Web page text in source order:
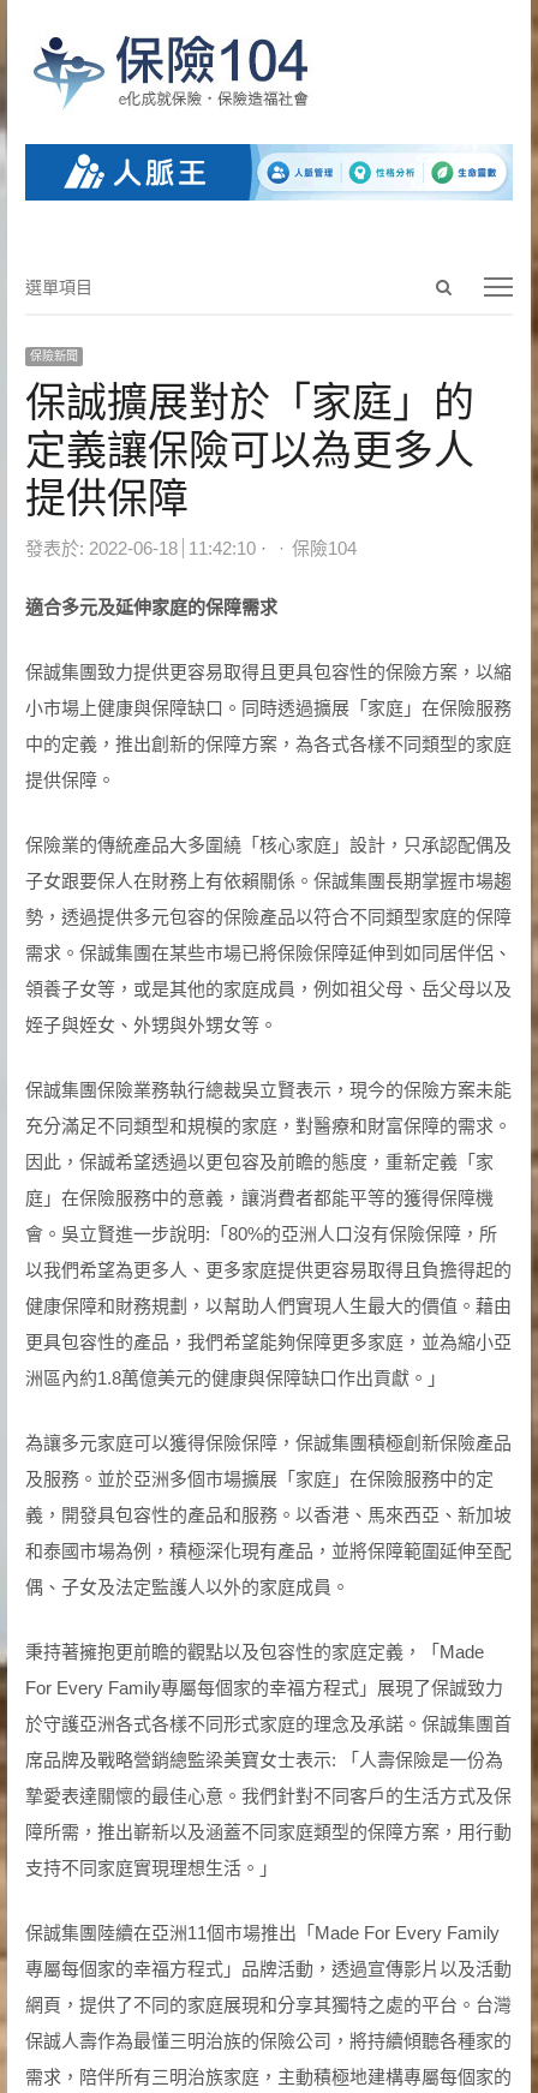
Open
search
選
項
目
選單項目
保險新聞
保誠擴展對於「家庭」的
定義讓保險可以為更多人
提供保障
發表於: 2022-06-18 11:42:10 Author
保險104
適合多元及延伸家庭的保障需求
保誠集團致力提供更容易取得且更具包容性的保險方案，以縮
小市場上健康與保障缺口。同時透過擴展「家庭」在保險服務
中的定義，推出創新的保障方案，為各式各樣不同類型的家庭
提供保障。
保險業的傳統產品大多圍繞「核心家庭」設計，只承認配偶及
子女跟要保人在財務上有依賴關係。保誠集團長期掌握市場趨
勢，透過提供多元包容的保險產品以符合不同類型家庭的保障
需求。保誠集團在某些市場已將保險保障延伸到如同居伴侶、
領養子女等，或是其他的家庭成員，例如祖父母、岳父母以及
姪子與姪女、外甥與外甥女等。
保誠集團保險業務執行總裁吳立賢表示，現今的保險方案未能
充分滿足不同類型和規模的家庭，對醫療和財富保障的需求。
因此，保誠希望透過以更包容及前瞻的態度，重新定義「家
庭」在保險服務中的意義，讓消費者都能平等的獲得保障機
會。吳立賢進一步說明:「80%的亞洲人口沒有保險保障，所
以我們希望為更多人、更多家庭提供更容易取得且負擔得起的
健康保障和財務規劃，以幫助人們實現人生最大的價值。藉由
更具包容性的產品，我們希望能夠保障更多家庭，並為縮小亞
洲區內約1.8萬億美元的健康與保障缺口作出貢獻。」
為讓多元家庭可以獲得保險保障，保誠集團積極創新保險產品
及服務。並於亞洲多個市場擴展「家庭」在保險服務中的定
義，開發具包容性的產品和服務。以香港、馬來西亞、新加坡
和泰國市場為例，積極深化現有產品，並將保障範圍延伸至配
偶、子女及法定監護人以外的家庭成員。
秉持著擁抱更前瞻的觀點以及包容性的家庭定義，「Made
For Every Family專屬每個家的幸福方程式」展現了保誠致力
於守護亞洲各式各樣不同形式家庭的理念及承諾。保誠集團首
席品牌及戰略營銷總監梁美寶女士表示: 「人壽保險是一份為
摯愛表達關懷的最佳心意。我們針對不同客戶的生活方式及保
障所需，推出嶄新以及涵蓋不同家庭類型的保障方案，用行動
支持不同家庭實現理想生活。」
保誠集團陸續在亞洲11個市場推出「Made For Every Family
專屬每個家的幸福方程式」品牌活動，透過宣傳影片以及活動
網頁，提供了不同的家庭展現和分享其獨特之處的平台。台灣
保誠人壽作為最懂三明治族的保險公司，將持續傾聽各種家的
需求，陪伴所有三明治族家庭，主動積極地建構專屬每個家的